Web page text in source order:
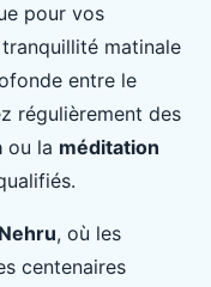
pour vos
tranquillité matinale
entre le
régulièrement des
ou la méditation
, où les
centenaires